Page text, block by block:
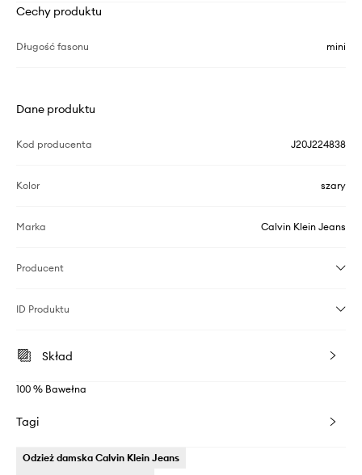
Cechy produktu
Długość fasonu mini
Dane produktu
Kod producenta J20J224838
Kolor szary
Marka Calvin Klein Jeans
Producent
ID Produktu
Skład
100 % Bawełna
Tagi
Odzież damska Calvin Klein Jeans